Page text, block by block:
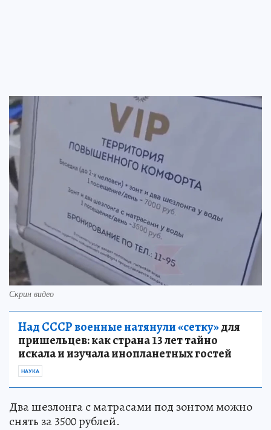
Скрин видео
Над СССР военные натянули «сетку»для
пришельцев: как страна 13 лет тайно
искала и изучала инопланетных гостей
НАУКА
Два шезлонга с матрасами под зонтом можно
снять за 3500 рублей.